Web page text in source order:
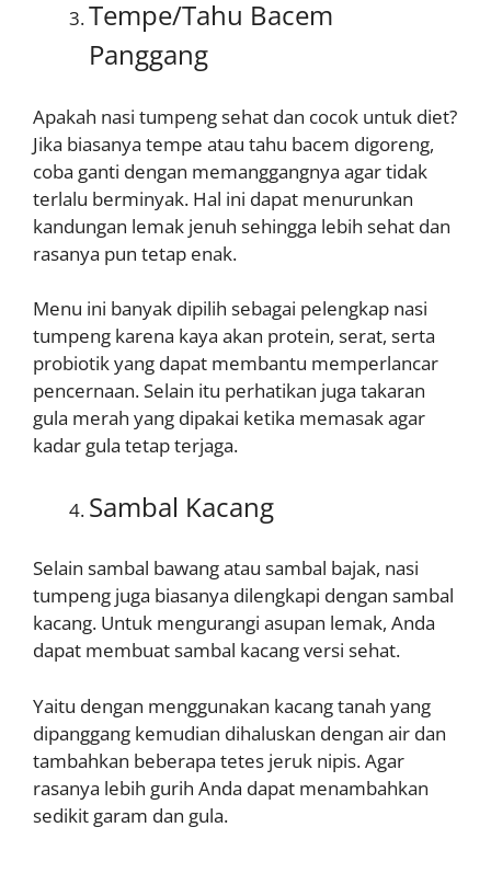
Tempe/Tahu Bacem
Panggang
Apakah nasi tumpeng sehat dan cocok untuk diet?
Jika biasanya tempe atau tahu bacem digoreng,
coba ganti dengan memanggangnya agar tidak
terlalu berminyak. Hal ini dapat menurunkan
kandungan lemak jenuh sehingga lebih sehat dan
rasanya pun tetap enak.
Menu ini banyak dipilih sebagai pelengkap nasi
tumpeng karena kaya akan protein, serat, serta
probiotik yang dapat membantu memperlancar
pencernaan. Selain itu perhatikan juga takaran
gula merah yang dipakai ketika memasak agar
kadar gula tetap terjaga.
Sambal Kacang
Selain sambal bawang atau sambal bajak, nasi
tumpeng juga biasanya dilengkapi dengan sambal
kacang. Untuk mengurangi asupan lemak, Anda
dapat membuat sambal kacang versi sehat.
Yaitu dengan menggunakan kacang tanah yang
dipanggang kemudian dihaluskan dengan air dan
tambahkan beberapa tetes jeruk nipis. Agar
rasanya lebih gurih Anda dapat menambahkan
sedikit garam dan gula.